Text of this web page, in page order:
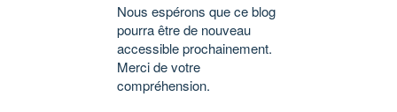
Nous espérons que ce blog
pourra être de nouveau
accessible prochainement.
Merci de votre
compréhension.